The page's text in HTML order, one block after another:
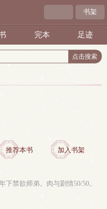
书架
完本 足迹
推荐本书 加入书架
禁欲师弟。肉与剧情50/50。